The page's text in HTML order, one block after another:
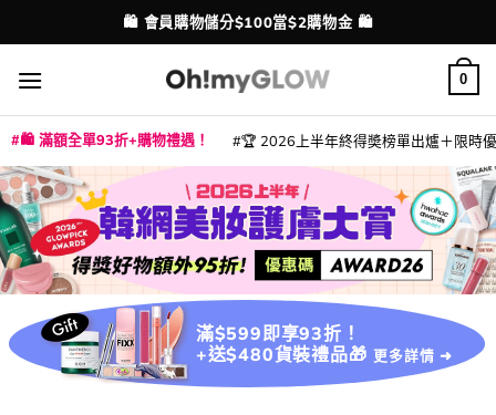
to
content
配送港澳
🛍️ 會員購物儲分$100當$2購物金 🛍️
0
🛍️ 滿額全單93折+購物禮遇！ 🏆 2026上半年終得奬榜單出爐＋限時
滿$599即享93折！
+送$480貨裝禮品🎁 更多詳情 ➜